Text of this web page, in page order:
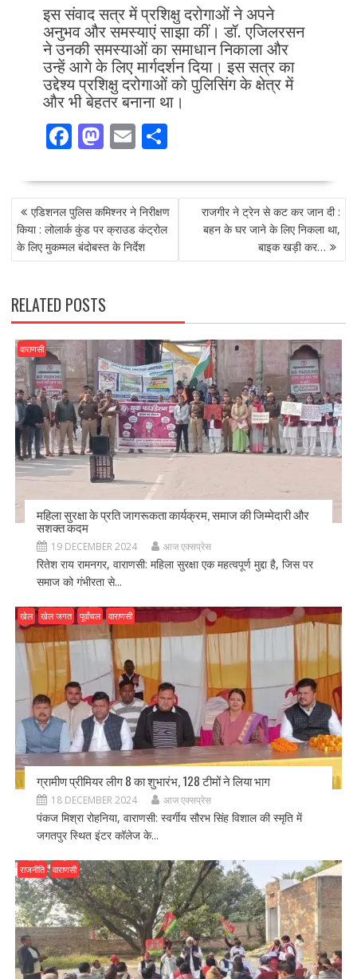
इस संवाद सत्र में प्रशिक्षु दरोगाओं ने अपने
अनुभव और समस्याएं साझा कीं। डॉ. एजिलरसन
ने उनकी समस्याओं का समाधान निकाला और
उन्हें आगे के लिए मार्गदर्शन दिया। इस सत्र का
उद्देश्य प्रशिक्षु दरोगाओं को पुलिसिंग के क्षेत्र में
और भी बेहतर बनाना था।
F
e
b
o
o
k
M
to
d
o
n
E
ai
l
S
ar
e
POST
NAVIGATION
एडिशनल पुलिस कमिश्नर ने निरीक्षण
किया : लोलार्क कुंड पर क्राउड कंट्रोल
के लिए मुकम्मल बंदोबस्त के निर्देश
राजगीर ने ट्रेन से कट कर जान दी :
बहन के घर जाने के लिए निकला था,
बाइक खड़ी कर…
RELATED POSTS
वाराणसी
महिला सुरक्षा के प्रति जागरूकता कार्यक्रम, समाज की जिम्मेदारी और
सशक्त कदम
19 DECEMBER 2024 आज एक्सप्रेस
रितेश राय रामनगर, वाराणसी: महिला सुरक्षा एक महत्वपूर्ण मुद्दा है, जिस पर
समाज को गंभीरता से...
खेल खेल जगत पूर्वांचल वाराणसी
ग्रामीण प्रीमियर लीग 8 का शुभारंभ, 128 टीमों ने लिया भाग
18 DECEMBER 2024 आज एक्सप्रेस
पंकज मिश्रा रोहनिया, वाराणसी: स्वर्गीय सौरभ सिंह विशाल की स्मृति में
जगतपुर स्थित इंटर कॉलेज के...
राजनीति वाराणसी